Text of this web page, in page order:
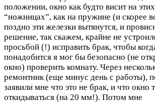
положении, окно как будто висит на
“ножницах”, как на пружине (и скорее
поздно эти железки вытянутся, и
решение, так скажем, крайне не
просьбой (!) исправить брак, чтобы
понадобится я мог бы безопасно (не
окно) проверить комнату. Через
ремонтник (еще минус день с работы),
заявили мне что это не брак, и что окно
откидываться (на 20 мм!). Потом мне